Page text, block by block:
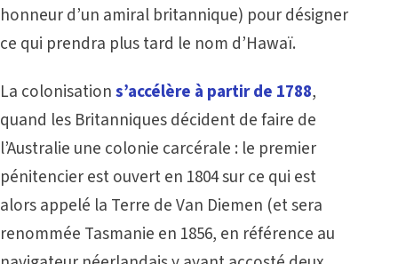
honneur d’un amiral britannique) pour désigner
ce qui prendra plus tard le nom d’Hawaï.
La colonisations’accélère à partir de 1788,
quand les Britanniques décident de faire de
l’Australie une colonie carcérale : le premier
pénitencier est ouvert en 1804 sur ce qui est
alors appelé la Terre de Van Diemen (et sera
renommée Tasmanie en 1856, en référence au